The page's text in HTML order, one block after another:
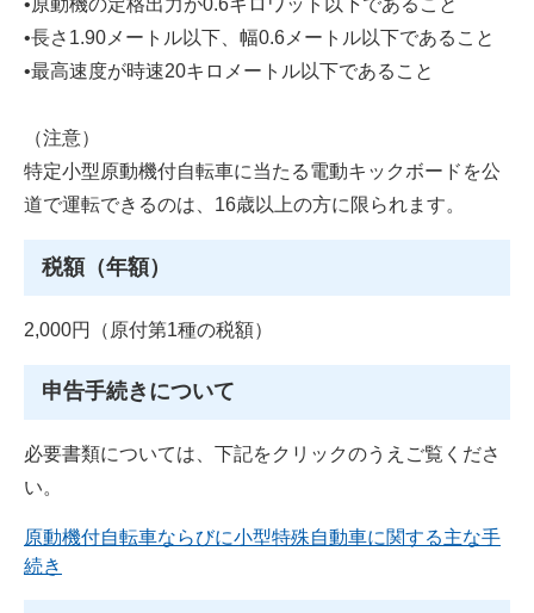
•原動機の定格出力が0.6キロワット以下であること
•長さ1.90メートル以下、幅0.6メートル以下であること
•最高速度が時速20キロメートル以下であること
（注意）
特定小型原動機付自転車に当たる電動キックボードを公
道で運転できるのは、16歳以上の方に限られます。
税額（年額）
2,000円（原付第1種の税額）
申告手続きについて
必要書類については、下記をクリックのうえご覧くださ
い。
原動機付自転車ならびに小型特殊自動車に関する主な手
続き